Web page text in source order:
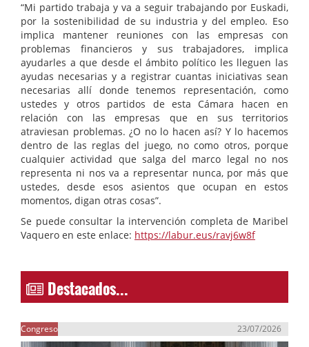
“Mi partido trabaja y va a seguir trabajando por Euskadi,
por la sostenibilidad de su industria y del empleo. Eso
implica mantener reuniones con las empresas con
problemas financieros y sus trabajadores, implica
ayudarles a que desde el ámbito político les lleguen las
ayudas necesarias y a registrar cuantas iniciativas sean
necesarias allí donde tenemos representación, como
ustedes y otros partidos de esta Cámara hacen en
relación con las empresas que en sus territorios
atraviesan problemas. ¿O no lo hacen así? Y lo hacemos
dentro de las reglas del juego, no como otros, porque
cualquier actividad que salga del marco legal no nos
representa ni nos va a representar nunca, por más que
ustedes, desde esos asientos que ocupan en estos
momentos, digan otras cosas”.
Se puede consultar la intervención completa de Maribel
Vaquero en este enlace: https://labur.eus/ravj6w8f
Destacados...
Congreso 23/07/2026